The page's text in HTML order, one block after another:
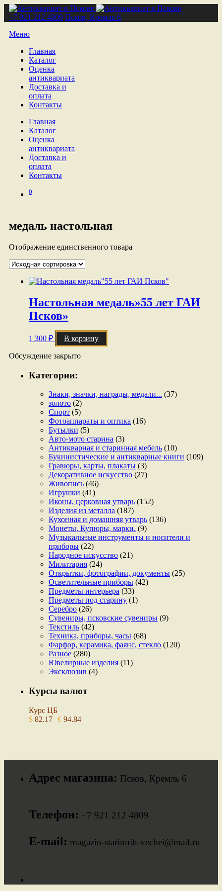
+7 921 212 4809 Псков, Кремль 6
Меню
Главная
Каталог
Оценка
антиквариата
Доставка и
оплата
Контакты
Главная
Каталог
Оценка
антиквариата
Доставка и
оплата
Контакты
0
медаль настольная
Отображение единственного товара
Настольная медаль»55 лет ГАИ
Псков»
1 300 ₽ В корзину
Обсуждение закрыто
Категории:
Знаки, значки, награды, медали... (37)
золото (2)
Спорт (5)
Фотоаппараты и оптика (16)
Бутылки (5)
Авто-мото старина (3)
Антикварная и старинная мебель (10)
Букинистические и антикварные книги (109)
Гравюры, карты, плакаты (3)
Декоративное искусство (27)
Живопись (46)
Игрушки (41)
Иконы, церковная утварь (152)
Изделия из металла (187)
Кухонная и домашняя утварь (136)
Монеты, Купюры, марки. (9)
Музыкальные инструменты и носители и
приборы (22)
Народное искусство (21)
Милитария (24)
Открытки, фотографии, документы (25)
Осветительные приборы (42)
Предметы интерьера (33)
Предметы под старину (1)
Серебро (26)
Сувениры, псковские сувениры (9)
Текстиль (42)
Техника, приборы, часы (68)
Фарфор, керамика, фаянс, стекло (120)
Разное (280)
Ювелирные изделия (11)
Эксклюзив (4)
Курсы валют
Курс ЦБ
$ 82.17 € 94.84
Адрес магазина: Псков, Кремль 6
Телефон: +7 921 212 4809
E-mail: magazin-starinnih-vechei@mail.ru